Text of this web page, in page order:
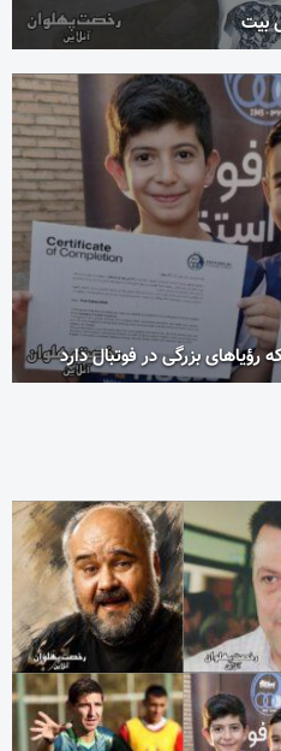
بیت
رؤیاهای بزرگی در فوتبال دارد